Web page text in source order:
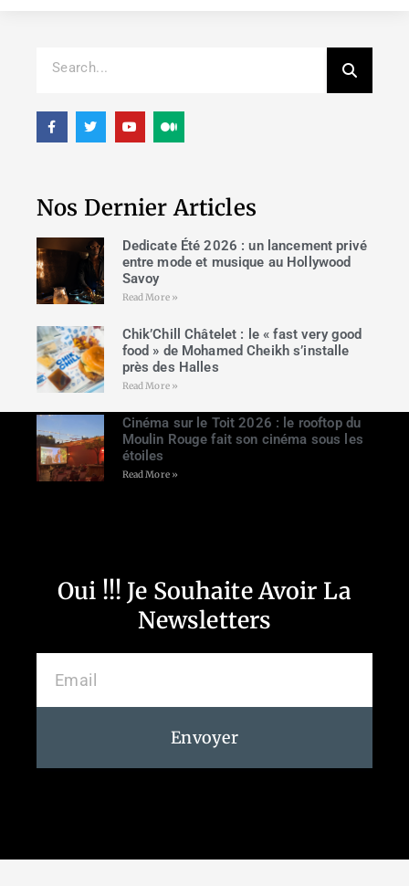
Nos Dernier Articles
Dedicate Été 2026 : un lancement privé
entre mode et musique au Hollywood
Savoy
Read More »
Chik’Chill Châtelet : le « fast very good
food » de Mohamed Cheikh s’installe
près des Halles
Read More »
Cinéma sur le Toit 2026 : le rooftop du
Moulin Rouge fait son cinéma sous les
étoiles
Read More »
Oui !!! Je Souhaite Avoir La
Newsletters
Envoyer